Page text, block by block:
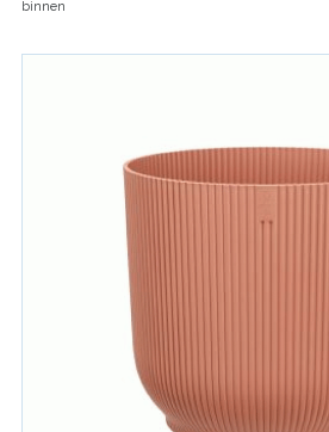
binnen